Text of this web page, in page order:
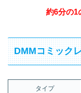
約6分の1
DMMコミック
タイプ